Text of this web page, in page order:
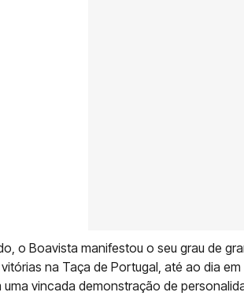
o Boavista manifestou o seu grau de
na Taça de Portugal, até ao dia
uma vincada demonstração de